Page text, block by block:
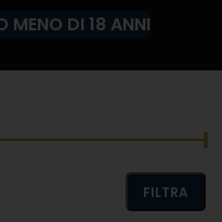
MENO DI 18 ANNI
FILTRA